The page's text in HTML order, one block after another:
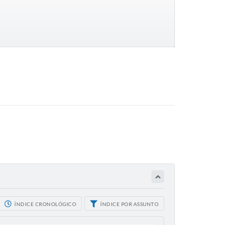
ÍNDICE CRONOLÓGICO ÍNDICE POR ASSUNTO